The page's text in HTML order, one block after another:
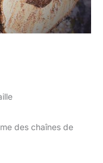
des chaînes de